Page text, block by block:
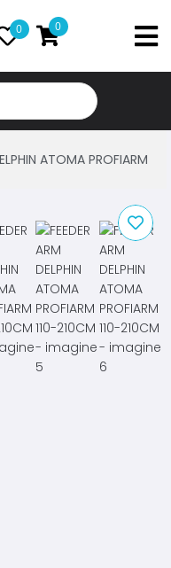
0 0
ATOMA PROFIARM